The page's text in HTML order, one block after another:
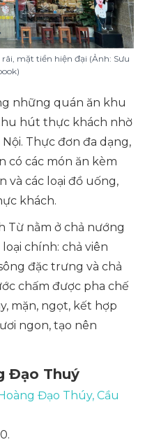
mặt tiền hiện đại (Ảnh: Sưu
những quán ăn khu
hút thực khách nhờ
Thực đơn đa dạng,
có các món ăn kèm
và các loại đồ uống,
khách.
Từ nằm ở chả nướng
chính: chả viên
đặc trưng và chả
chấm được pha chế
mặn, ngọt, kết hợp
ngon, tạo nên
Đạo Thuý
Đạo Thúy, Cầu